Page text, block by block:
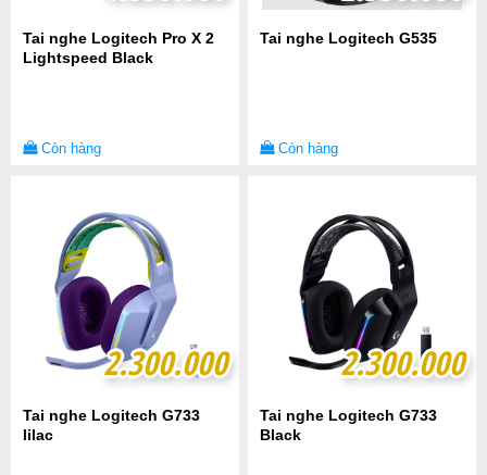
Tai nghe Logitech Pro X 2
Lightspeed Black
Còn hàng
Tai nghe Logitech G535
Còn hàng
2.300.000
2.300.000
Tai nghe Logitech G733
lilac
2.300.000
2.300.000
Tai nghe Logitech G733
Black